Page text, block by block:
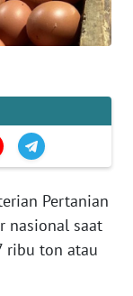
Pertanian
nasional saat
ribu ton atau